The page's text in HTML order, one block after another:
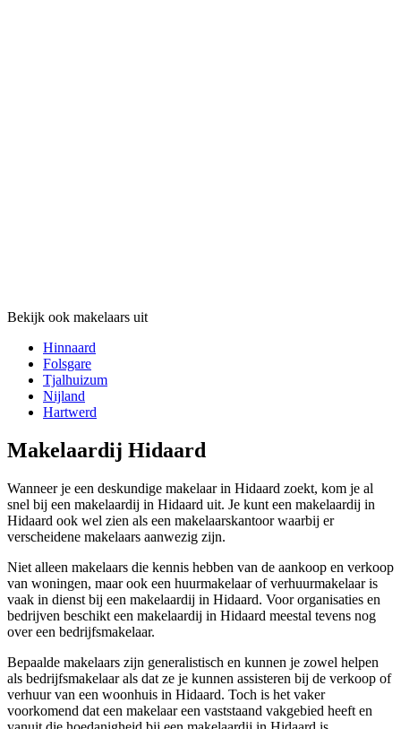
Bekijk ook makelaars uit
Hinnaard
Folsgare
Tjalhuizum
Nijland
Hartwerd
Makelaardij Hidaard
Wanneer je een deskundige makelaar in Hidaard zoekt, kom je al
snel bij een makelaardij in Hidaard uit. Je kunt een makelaardij in
Hidaard ook wel zien als een makelaarskantoor waarbij er
verscheidene makelaars aanwezig zijn.
Niet alleen makelaars die kennis hebben van de aankoop en verkoop
van woningen, maar ook een huurmakelaar of verhuurmakelaar is
vaak in dienst bij een makelaardij in Hidaard. Voor organisaties en
bedrijven beschikt een makelaardij in Hidaard meestal tevens nog
over een bedrijfsmakelaar.
Bepaalde makelaars zijn generalistisch en kunnen je zowel helpen
als bedrijfsmakelaar als dat ze je kunnen assisteren bij de verkoop of
verhuur van een woonhuis in Hidaard. Toch is het vaker
voorkomend dat een makelaar een vaststaand vakgebied heeft en